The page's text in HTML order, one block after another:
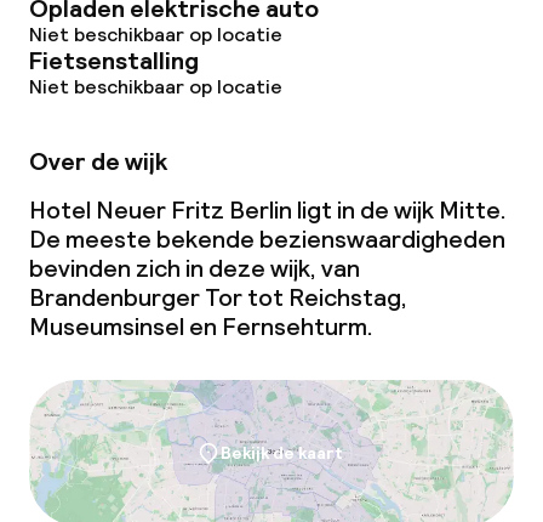
Opladen elektrische auto
Niet beschikbaar op locatie
Fietsenstalling
Niet beschikbaar op locatie
Over de wijk
Hotel Neuer Fritz Berlin ligt in de wijk Mitte.
De meeste bekende bezienswaardigheden
bevinden zich in deze wijk, van
Brandenburger Tor tot Reichstag,
Museumsinsel en Fernsehturm.
Bekijk de kaart